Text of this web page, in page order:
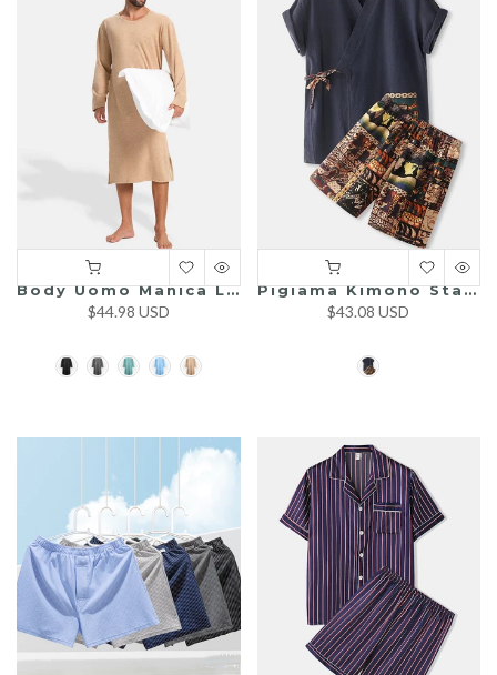
Body Uomo Manica Lunga Ultra Morbido Senza Cuciture Comodità Pigiama
$44.98 USD
Pigiama Kimono Stampato Per Uomo
$43.08 USD